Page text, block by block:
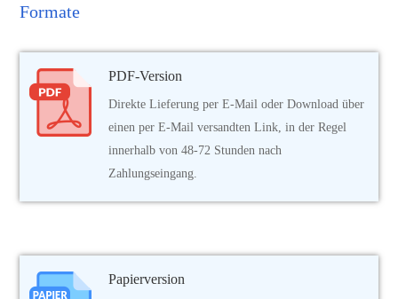
Formate
PDF-Version
Direkte Lieferung per E-Mail oder Download über
einen per E-Mail versandten Link, in der Regel
innerhalb von 48-72 Stunden nach
Zahlungseingang.
Papierversion